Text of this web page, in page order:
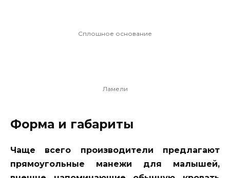
Сплошное основание
Ламели
Форма и габариты
Чаще всего производители предлагают
прямоугольные манежи для малышей,